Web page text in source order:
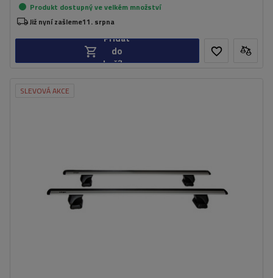
Produkt dostupný ve velkém množství
Již nyní zašleme11. srpna
Přidat
do
košíku
SLEVOVÁ AKCE